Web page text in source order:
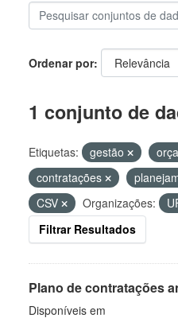
Ordenar por
1 conjunto de
Etiquetas: gestão
contratações
CSV
Organizações:
Filtrar Resultados
Plano de contratações
Disponíveis em